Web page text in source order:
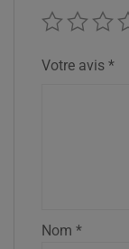
Votre avis *
Nom *